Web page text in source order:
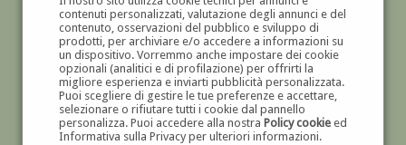
contenuti personalizzati, valutazione degli annunci e del
contenuto, osservazioni del pubblico e sviluppo di
prodotti, per archiviare e/o accedere a informazioni su
un dispositivo. Vorremmo anche impostare dei cookie
opzionali (analitici e di profilazione) per offrirti la
migliore esperienza e inviarti pubblicità personalizzata.
Puoi scegliere di gestire le tue preferenze e accettare,
selezionare o rifiutare tutti i cookie dal pannello
personalizza. Puoi accedere alla nostra Policy cookieed
Informativa sulla Privacy per ulteriori informazioni.
DIPINTI E SCULTURE '800 E '900